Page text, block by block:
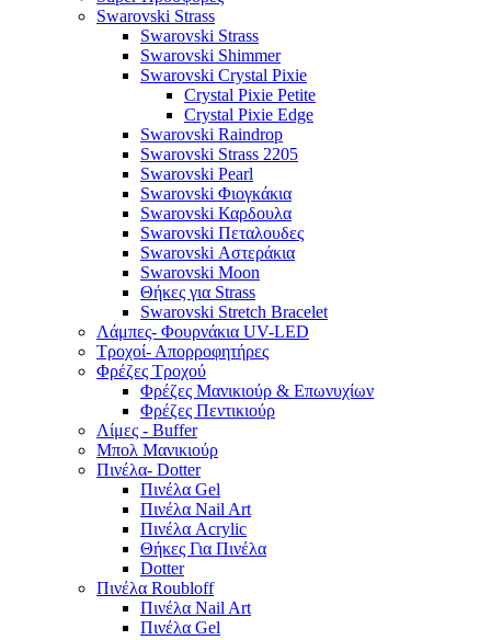
Swarovski Strass
Swarovski Strass
Swarovski Shimmer
Swarovski Crystal Pixie
Crystal Pixie Petite
Crystal Pixie Edge
Swarovski Raindrop
Swarovski Strass 2205
Swarovski Pearl
Swarovski Φιογκάκια
Swarovski Καρδουλα
Swarovski Πεταλουδες
Swarovski Αστεράκια
Swarovski Moon
Θήκες για Strass
Swarovski Stretch Bracelet
Λάμπες- Φουρνάκια UV-LED
Τροχοί- Απορροφητήρες
Φρέζες Τροχού
Φρέζες Μανικιούρ & Επωνυχίων
Φρέζες Πεντικιούρ
Λίμες - Buffer
Μπολ Μανικιούρ
Πινέλα- Dotter
Πινέλα Gel
Πινέλα Nail Art
Πινέλα Acrylic
Θήκες Για Πινέλα
Dotter
Πινέλα Roubloff
Πινέλα Nail Art
Πινέλα Gel